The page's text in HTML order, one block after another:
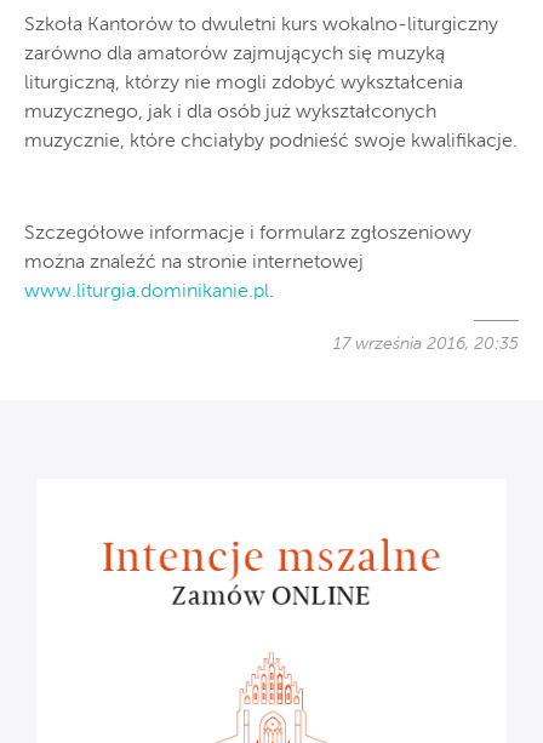
Szkoła Kantorów to dwuletni kurs wokalno-liturgiczny
zarówno dla amatorów zajmujących się muzyką
liturgiczną, którzy nie mogli zdobyć wykształcenia
muzycznego, jak i dla osób już wykształconych
muzycznie, które chciałyby podnieść swoje kwalifikacje.
Szczegółowe informacje i formularz zgłoszeniowy
można znaleźć na stronie internetowej
www.liturgia.dominikanie.pl.
17 września 2016, 20:35